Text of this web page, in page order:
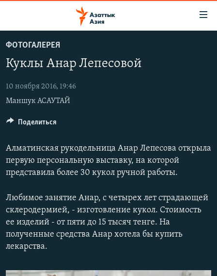
основному
Вернутся
навигации
поиску
КАЗАХСТАН
КЫРГЫЗСТАН
УЗБЕКИСТАН
ТАДЖИКИСТАН
НОВОСТИ
ВОЙНА В УКРАИНЕ
НА ДРУГИХ ЯЗЫКАХ
ҚАЗАҚША
ЎЗБЕКЧА
ТОҶИКӢ
TÜRKMENÇE
Все сайты РСЕ/РС
ФОТОГАЛЕРЕЯ
Куклы Анар Лепесовой
10 ноября 2016, 19:46
Маншук АСАУТАЙ
Алматинская рукодельница Анар Лепесова открыла
первую персональную выставку, на которой
представила более 30 кукол ручной работы.
Любимое занятие Анар, с четырех лет страдающей
склеродермией, - изготовление кукол. Стоимость
ее изделий - от пяти до 15 тысяч тенге. На
полученные средства Анар хотела бы купить
лекарства.
Поделиться